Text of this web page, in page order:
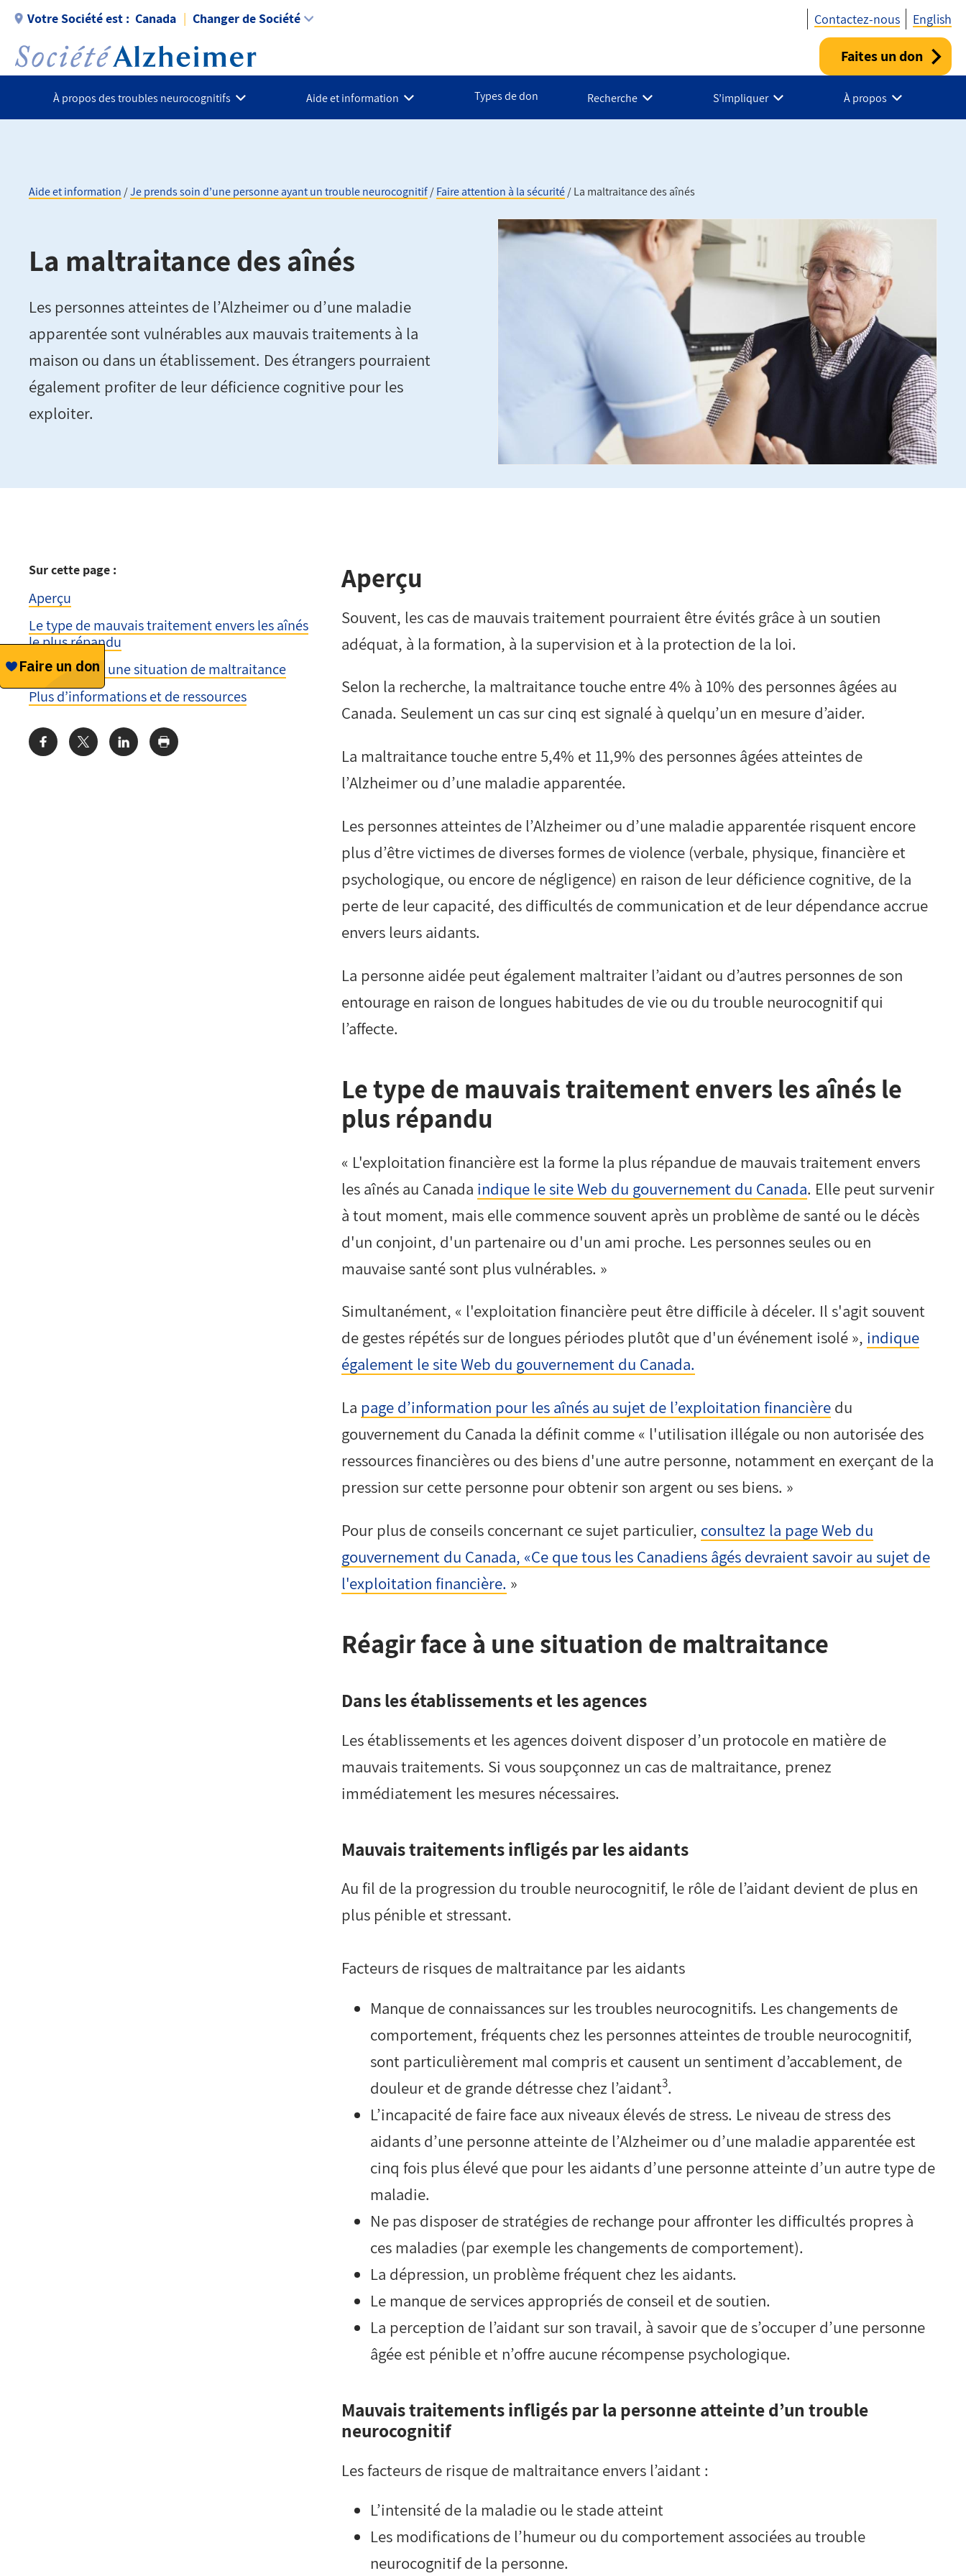
contenu
principal
Votre Société est : Canada Changer de Société
Utility
Fr
Contactez-nous English
Faites un don
À propos des troubles neurocognitifs Aide et information Types de don Recherche S’impliquer À propos
d'Ariane
Aide et information Je prends soin d’une personne ayant un trouble neurocognitif Faire attention à la sécurité La maltraitance des aînés
La maltraitance des aînés
Les personnes atteintes de l’Alzheimer ou d’une maladie
apparentée sont vulnérables aux mauvais traitements à la
maison ou dans un établissement. Des étrangers pourraient
également profiter de leur déficience cognitive pour les
exploiter.
Aperçu
Souvent, les cas de mauvais traitement pourraient être évités grâce à un soutien
adéquat, à la formation, à la supervision et à la protection de la loi.
Selon la recherche, la maltraitance touche entre 4% à 10% des personnes âgées au
Canada. Seulement un cas sur cinq est signalé à quelqu’un en mesure d’aider.
La maltraitance touche entre 5,4% et 11,9% des personnes âgées atteintes de
l’Alzheimer ou d’une maladie apparentée.
Les personnes atteintes de l’Alzheimer ou d’une maladie apparentée risquent encore
plus d’être victimes de diverses formes de violence (verbale, physique, financière et
psychologique, ou encore de négligence) en raison de leur déficience cognitive, de la
perte de leur capacité, des difficultés de communication et de leur dépendance accrue
envers leurs aidants.
La personne aidée peut également maltraiter l’aidant ou d’autres personnes de son
entourage en raison de longues habitudes de vie ou du trouble neurocognitif qui
l’affecte.
Le type de mauvais traitement envers les aînés le
plus répandu
« L'exploitation financière est la forme la plus répandue de mauvais traitement envers
les aînés au Canada indique le site Web du gouvernement du Canada. Elle peut survenir
à tout moment, mais elle commence souvent après un problème de santé ou le décès
d'un conjoint, d'un partenaire ou d'un ami proche. Les personnes seules ou en
mauvaise santé sont plus vulnérables. »
Simultanément, « l'exploitation financière peut être difficile à déceler. Il s'agit souvent
de gestes répétés sur de longues périodes plutôt que d'un événement isolé », indique
également le site Web du gouvernement du Canada.
La page d’information pour les aînés au sujet de l’exploitation financière du
gouvernement du Canada la définit comme « l'utilisation illégale ou non autorisée des
ressources financières ou des biens d'une autre personne, notamment en exerçant de la
pression sur cette personne pour obtenir son argent ou ses biens. »
Pour plus de conseils concernant ce sujet particulier, consultez la page Web du
gouvernement du Canada, «Ce que tous les Canadiens âgés devraient savoir au sujet de
l'exploitation financière. »
Réagir face à une situation de maltraitance
Dans les établissements et les agences
Les établissements et les agences doivent disposer d’un protocole en matière de
mauvais traitements. Si vous soupçonnez un cas de maltraitance, prenez
immédiatement les mesures nécessaires.
Mauvais traitements infligés par les aidants
Au fil de la progression du trouble neurocognitif, le rôle de l’aidant devient de plus en
plus pénible et stressant.
Facteurs de risques de maltraitance par les aidants
Manque de connaissances sur les troubles neurocognitifs. Les changements de
comportement, fréquents chez les personnes atteintes de trouble neurocognitif,
sont particulièrement mal compris et causent un sentiment d’accablement, de
douleur et de grande détresse chez l’aidant3.
L’incapacité de faire face aux niveaux élevés de stress. Le niveau de stress des
aidants d’une personne atteinte de l’Alzheimer ou d’une maladie apparentée est
cinq fois plus élevé que pour les aidants d’une personne atteinte d’un autre type de
maladie.
Ne pas disposer de stratégies de rechange pour affronter les difficultés propres à
ces maladies (par exemple les changements de comportement).
La dépression, un problème fréquent chez les aidants.
Le manque de services appropriés de conseil et de soutien.
La perception de l’aidant sur son travail, à savoir que de s’occuper d’une personne
âgée est pénible et n’offre aucune récompense psychologique.
Mauvais traitements infligés par la personne atteinte d’un trouble
neurocognitif
Les facteurs de risque de maltraitance envers l’aidant :
L’intensité de la maladie ou le stade atteint
Les modifications de l’humeur ou du comportement associées au trouble
neurocognitif de la personne.
Sur cette page :
Aperçu
Le type de mauvais traitement envers les aînés
le plus répandu
Réagir face à une situation de maltraitance
Plus d’informations et de ressources
Share: